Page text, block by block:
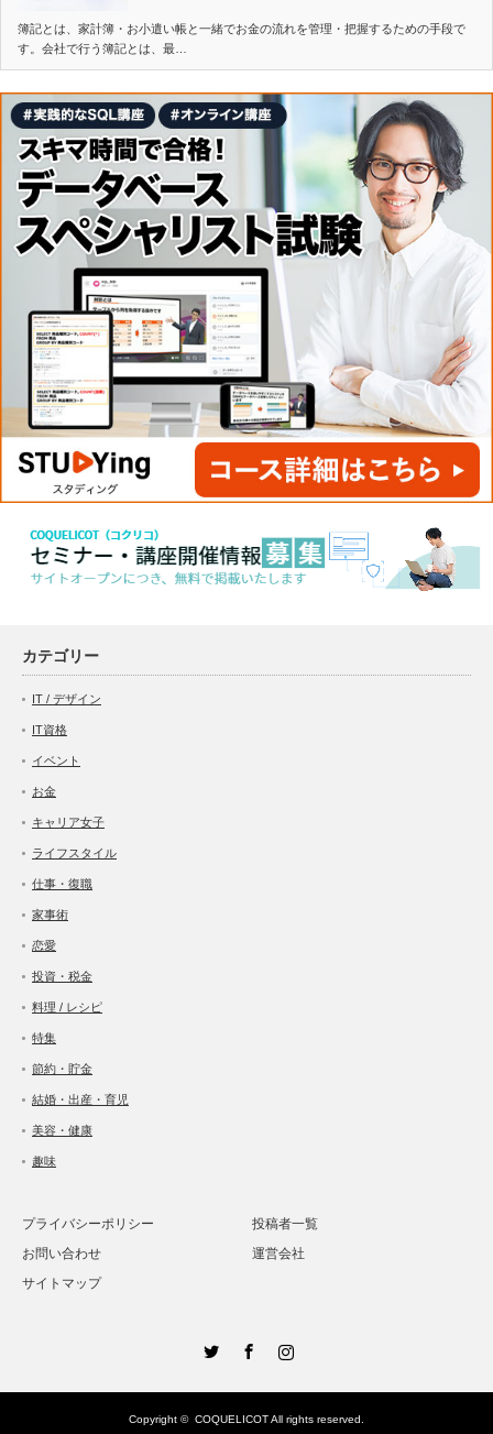
簿記とは、家計簿・お小遣い帳と一緒でお金の流れを管理・把握するための手段で
す。会社で行う簿記とは、最…
カテゴリー
IT / デザイン
IT資格
イベント
お金
キャリア女子
ライフスタイル
仕事・復職
家事術
恋愛
投資・税金
料理 / レシピ
特集
節約・貯金
結婚・出産・育児
美容・健康
趣味
プライバシーポリシー
投稿者一覧
お問い合わせ
運営会社
サイトマップ
Copyright © COQUELICOTAll rights reserved.